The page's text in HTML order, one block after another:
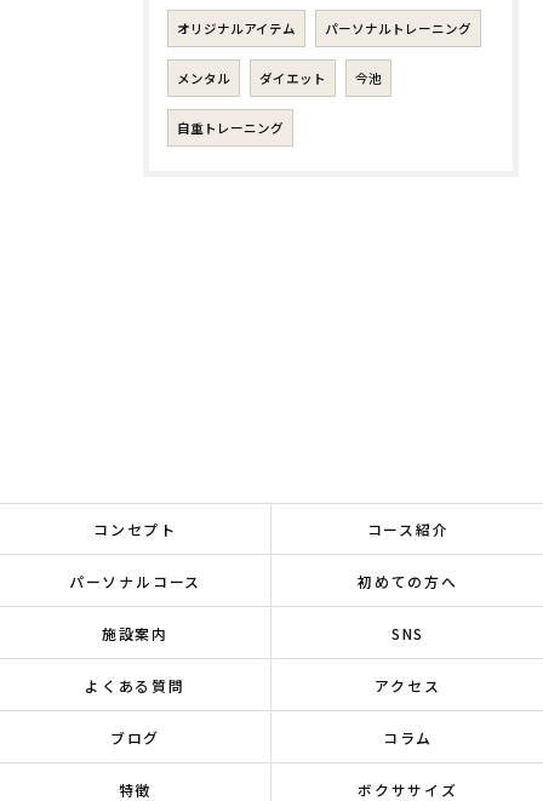
オリジナルアイテム パーソナルトレーニング
メンタル ダイエット 今池
自重トレーニング
コンセプト コース紹介
パーソナルコース 初めての方へ
施設案内 SNS
よくある質問 アクセス
ブログ コラム
特徴 ボクササイズ